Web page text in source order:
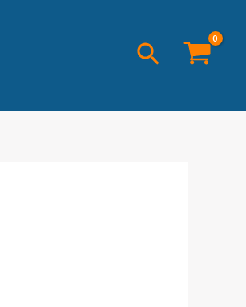
Buscar